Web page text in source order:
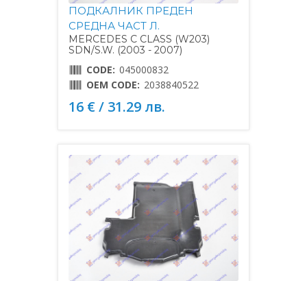
ПОДКАЛНИК ПРЕДЕН
СРЕДНА ЧАСТ Л.
MERCEDES C CLASS (W203)
SDN/S.W. (2003 - 2007)
CODE: 045000832
OEM CODE: 2038840522
16 € / 31.29 лв.